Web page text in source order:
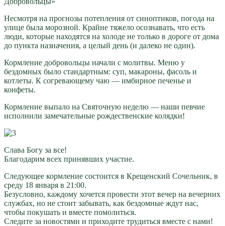
Несмотря на прогнозы потепления от синоптиков, погода на
улице была морозной. Крайне тяжело осознавать, что есть
люди, которые находятся на холоде не только в дороге от дома
до пункта назначения, а целый день (и далеко не один).
Кормление добровольцы начали с молитвы. Меню у
бездомных было стандартным: суп, макароны, фасоль и
котлеты. К согревающему чаю — имбирное печенье и
конфеты.
Кормление выпало на Святочную неделю — наши певчие
исполнили замечательные рождественские колядки!
Слава Богу за все!
Благодарим всех принявших участие.
Следующее кормление состоится в Крещенский Сочельник, в
среду 18 января в 21:00.
Безусловно, каждому хочется провести этот вечер на вечерних
службах, но не стоит забывать, как бездомные ждут нас,
чтобы покушать и вместе помолиться.
Следите за новостями и приходите трудиться вместе с нами!